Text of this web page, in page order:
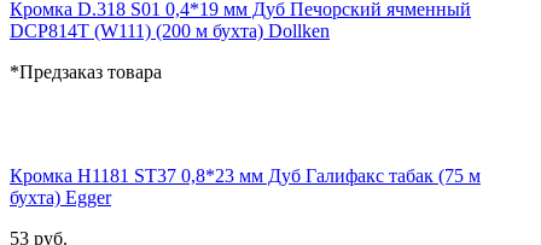
Кромка D.318 S01 0,4*19 мм Дуб Печорский ячменный
DCP814T (W111) (200 м бухта) Dollken
*Предзаказ товара
Кромка H1181 ST37 0,8*23 мм Дуб Галифакс табак (75 м
бухта) Egger
53 руб.